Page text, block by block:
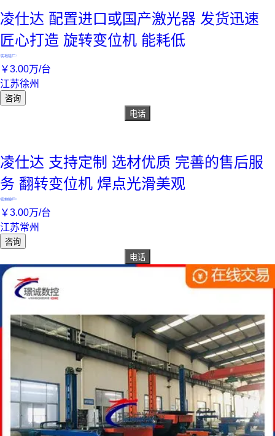
凌仕达 配置进口或国产激光器 发货迅速
匠心打造 旋转变位机 能耗低
实地验厂
￥3.00万/台
江苏徐州
咨询
电话
凌仕达 支持定制 选材优质 完善的售后服
务 翻转变位机 焊点光滑美观
实地验厂
￥3.00万/台
江苏常州
咨询
电话